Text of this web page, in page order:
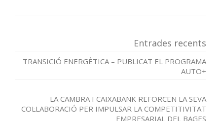
Entrades recents
TRANSICIÓ ENERGÈTICA – PUBLICAT EL PROGRAMA
AUTO+
LA CAMBRA I CAIXABANK REFORCEN LA SEVA
COL·LABORACIÓ PER IMPULSAR LA COMPETITIVITAT
EMPRESARIAL DEL BAGES